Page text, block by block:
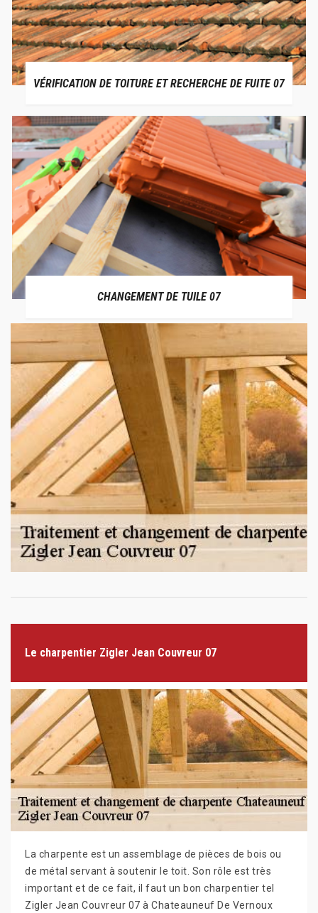
VÉRIFICATION DE TOITURE ET RECHERCHE DE FUITE 07
CHANGEMENT DE TUILE 07
Le charpentier Zigler Jean Couvreur 07
La charpente est un assemblage de pièces de bois ou
de métal servant à soutenir le toit. Son rôle est très
important et de ce fait, il faut un bon charpentier tel
Zigler Jean Couvreur 07 à Chateauneuf De Vernoux